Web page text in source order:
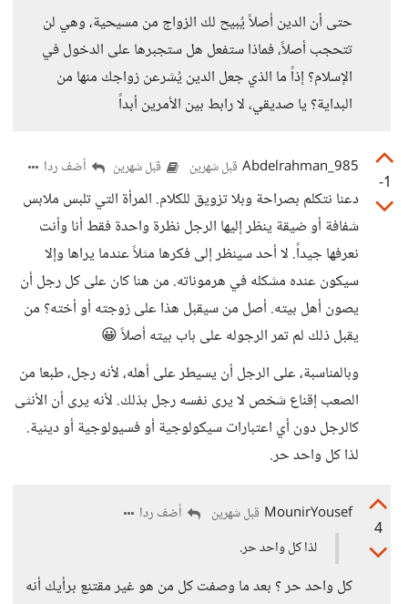
حتى أن الدين أصلاً يُبيح لك الزواج من مسيحية، وهي لن
تتحجب أصلاً، فماذا ستفعل هل ستجبرها على الدخول في
الإسلام؟ إذاً ما الذي جعل الدين يُشرعن زواجك منها من
البداية؟ يا صديقي، لا رابط بين الأمرين أبداً
-1
Abdelrahman_985 قبل شهرين قبل شهرين أضف ردا
دعنا نتكلم بصراحة وبلا تزويق للكلام. المرأة التي تلبس ملابس
شفافة أو ضيقة ينظر إليها الرجل نظرة واحدة فقط أنا وأنت
نعرفها جيداً. لا أحد سينظر إلى فكرها مثلاً عندما يراها وإلا
سيكون عنده مشكله في هرموناته. من هنا كان على كل رجل أن
يصون أهل بيته. أصل من سيقبل هذا على زوجته أو أخته؟ من
يقبل ذلك لم تمر الرجوله على باب بيته أصلاً 😀
وبالمناسبة، على الرجل أن يسيطر على أهله، لأنه رجل، طبعا من
الصعب إقناع شخص لا يرى نفسه رجل بذلك. لأنه يرى أن الأنثى
كالرجل دون أي اعتبارات سيكولوجية أو فسيولوجية أو دينية.
لذا كل واحد حر.
4
MounirYousef قبل شهرين
أضف ردا
لذا كل واحد حر.
كل واحد حر ؟ بعد ما وصفت كل من هو غير مقتنع برأيك أنه